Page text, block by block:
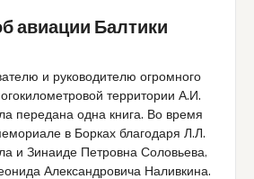
авиации Балтики
и руководителю огромного
территории А.И.
передана одна книга. Во время
в Борках благодаря Л.Л.
и Зинаиде Петровна Соловьева,
Александровича Наливкина.